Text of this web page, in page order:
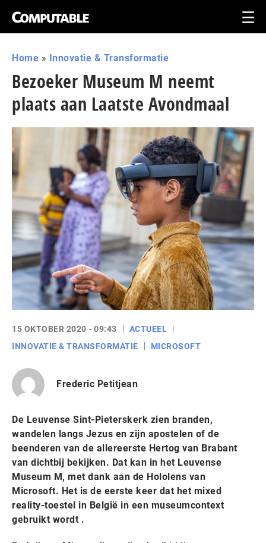
Home » Innovatie & Transformatie
Bezoeker Museum M neemt
plaats aan Laatste Avondmaal
15 OKTOBER 2020 - 09:43
ACTUEEL
INNOVATIE & TRANSFORMATIE
MICROSOFT
Frederic Petitjean
De Leuvense Sint-Pieterskerk zien branden,
wandelen langs Jezus en zijn apostelen of de
beenderen van de allereerste Hertog van Brabant
van dichtbij bekijken. Dat kan in het Leuvense
Museum M, met dank aan de Hololens van
Microsoft. Het is de eerste keer dat het mixed
reality-toestel in België in een museumcontext
gebruikt wordt .